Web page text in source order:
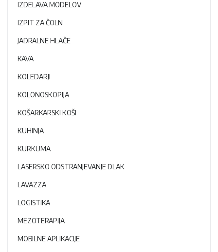
IZDELAVA MODELOV
IZPIT ZA ČOLN
JADRALNE HLAČE
KAVA
KOLEDARJI
KOLONOSKOPIJA
KOŠARKARSKI KOŠI
KUHINJA
KURKUMA
LASERSKO ODSTRANJEVANJE DLAK
LAVAZZA
LOGISTIKA
MEZOTERAPIJA
MOBILNE APLIKACIJE